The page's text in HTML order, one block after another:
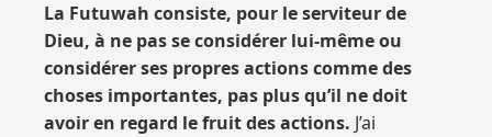
La Futuwah consiste, pour le serviteur de
Dieu, à ne pas se considérer lui-même ou
considérer ses propres actions comme des
choses importantes, pas plus qu’il ne doit
avoir en regard le fruit des actions. J’ai